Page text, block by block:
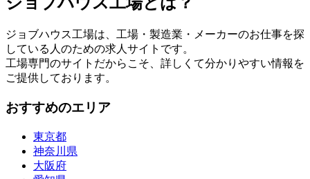
ジョブハウス工場は、工場・製造業・メーカーのお仕事を探
している人のための求人サイトです。
工場専門のサイトだからこそ、詳しくて分かりやすい情報を
ご提供しております。
おすすめのエリア
東京都
神奈川県
大阪府